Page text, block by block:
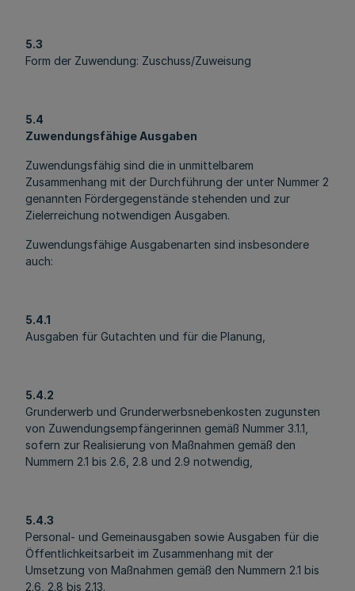
5.3
Form der Zuwendung: Zuschuss/Zuweisung
5.4
Zuwendungsfähige Ausgaben
Zuwendungsfähig sind die in unmittelbarem
Zusammenhang mit der Durchführung der unter Nummer 2
genannten Fördergegenstände stehenden und zur
Zielerreichung notwendigen Ausgaben.
Zuwendungsfähige Ausgabenarten sind insbesondere
auch:
5.4.1
Ausgaben für Gutachten und für die Planung,
5.4.2
Grunderwerb und Grunderwerbsnebenkosten zugunsten
von Zuwendungsempfängerinnen gemäß Nummer 3.1.1,
sofern zur Realisierung von Maßnahmen gemäß den
Nummern 2.1 bis 2.6, 2.8 und 2.9 notwendig,
5.4.3
Personal- und Gemeinausgaben sowie Ausgaben für die
Öffentlichkeitsarbeit im Zusammenhang mit der
Umsetzung von Maßnahmen gemäß den Nummern 2.1 bis
2.6, 2.8 bis 2.13.